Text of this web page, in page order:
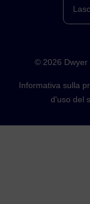
© 2026
Informativa sulla
d'uso del